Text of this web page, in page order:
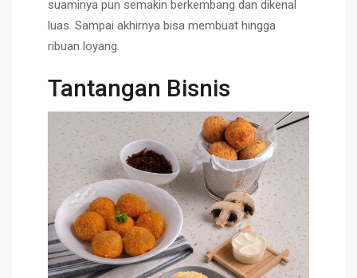
suaminya pun semakin berkembang dan dikenal
luas. Sampai akhirnya bisa membuat hingga
ribuan loyang.
Tantangan Bisnis